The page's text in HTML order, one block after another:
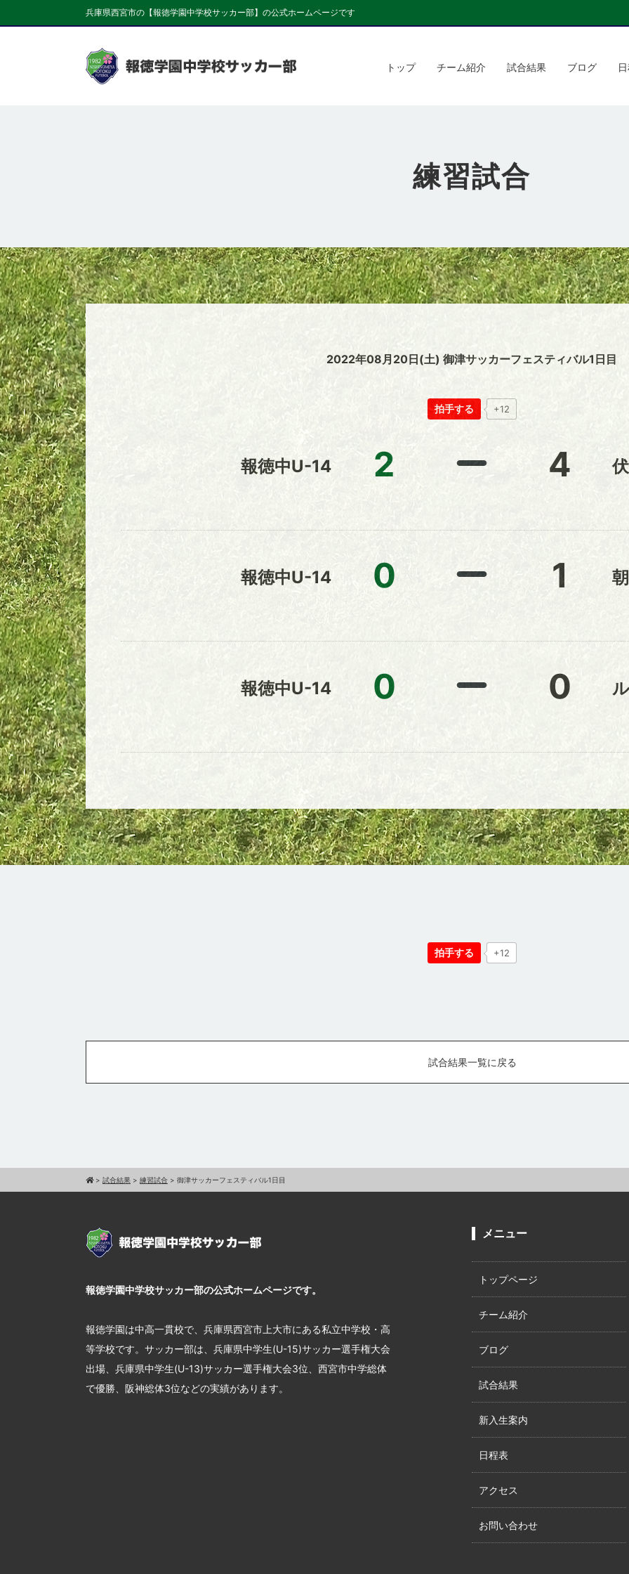
兵庫県西宮市の【報徳学園中学校サッカー部】の公式ホームページです
トップ チーム紹介 試合結果 ブログ
練習試合
2022年08月20日(土) 御津サッカーフェスティバル1日目
拍手する +12
報徳中U-14 2 4
報徳中U-14 0 1
報徳中U-14 0 0
拍手する +12
試合結果一覧に戻る
> 試合結果 > 練習試合 > 御津サッカーフェスティバル1日目
報徳学園中学校サッカー部の公式ホームページです。
報徳学園は中高一貫校で、兵庫県西宮市上大市にある私立中学校・高
等学校です。サッカー部は、兵庫県中学生(U-15)サッカー選手権大会
出場、兵庫県中学生(U-13)サッカー選手権大会3位、西宮市中学総体
で優勝、阪神総体3位などの実績があります。
メニュー
トップページ
チーム紹介
ブログ
試合結果
新入生案内
日程表
アクセス
お問い合わせ